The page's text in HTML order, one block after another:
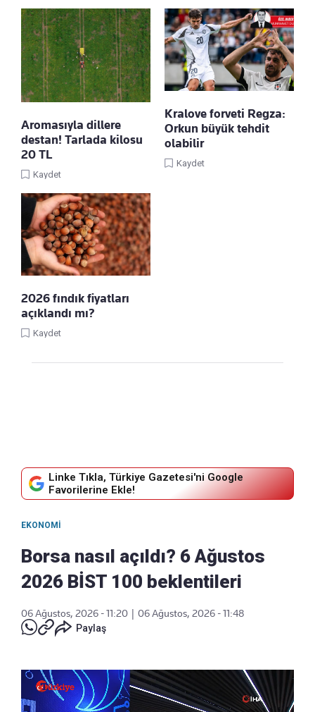
Aromasıyla dillere
destan! Tarlada kilosu
20 TL
Kaydet
Kralove forveti Regza:
Orkun büyük tehdit
olabilir
Kaydet
2026 fındık fiyatları
açıklandı mı?
Kaydet
Linke Tıkla, Türkiye Gazetesi'ni Google
Favorilerine Ekle!
EKONOMI
Borsa nasıl açıldı? 6 Ağustos
2026 BİST 100 beklentileri
06 Ağustos, 2026 - 11:20
06 Ağustos, 2026 - 11:48
Paylaş